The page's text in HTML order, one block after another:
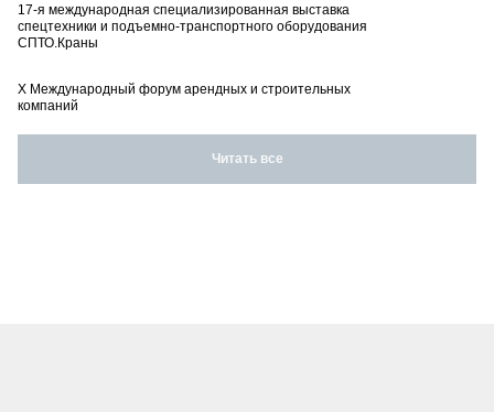
17-я международная специализированная выставка
спецтехники и подъемно-транспортного оборудования
СПТО.Краны
X Международный форум арендных и строительных
компаний
Читать все